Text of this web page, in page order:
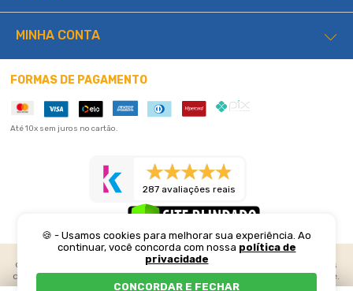
MINHA CONTA
FORMAS DE PAGAMENTO
Até 10x sem juros no cartão.
287 avaliações reais
©2026 Lucas Home. Todos os direitos reservados. Preços e condições
de pagamento exclusivos para compras realizadas através do web site.
Os estoques são limitados e os valores podem sofrer alterações sem
🍪 - Usamos cookies para melhorar sua experiência. Ao
continuar, você concorda com nossa política de
privacidade
CONCORDAR E FECHAR